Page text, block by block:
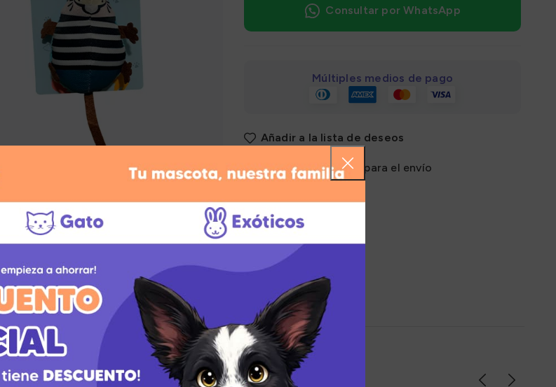
Consultar por WhatsApp
Múltiples medios de pago
Añadir a la lista de deseos
Zona de cobertura para el envío